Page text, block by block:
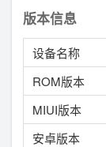
版本信息
设备名称
ROM版本
MIUI版本
安卓版本